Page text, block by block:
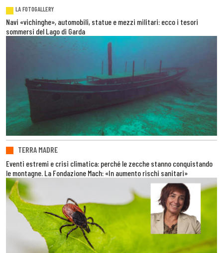
LA FOTOGALLERY
Navi «vichinghe», automobili, statue e mezzi militari: ecco i tesori
sommersi del Lago di Garda
TERRA MADRE
Eventi estremi e crisi climatica: perché le zecche stanno conquistando
le montagne. La Fondazione Mach: «In aumento rischi sanitari»